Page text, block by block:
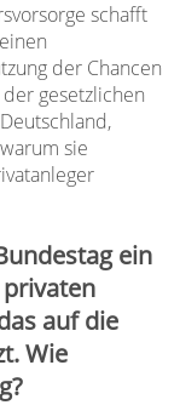
schafft
der Chancen
gesetzlichen
sie
ein
auf die
Wie